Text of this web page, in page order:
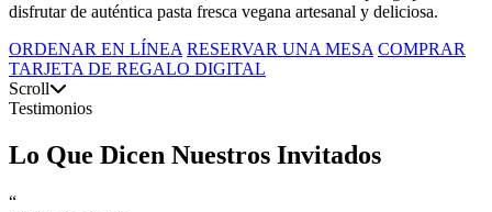
disfrutar de auténtica pasta fresca vegana artesanal y deliciosa.
ORDENAR EN LÍNEA RESERVAR UNA MESA COMPRAR
TARJETA DE REGALO DIGITAL
Scroll
Testimonios
Lo Que Dicen Nuestros Invitados
“